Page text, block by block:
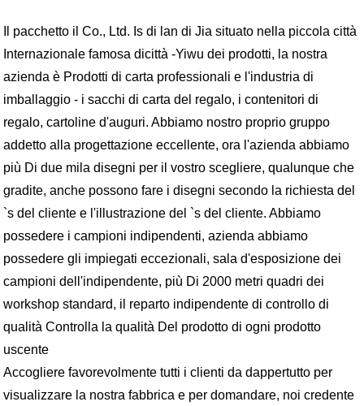
Il pacchetto il Co., Ltd. Is di lan di Jia situato nella piccola città
Internazionale famosa dicittà -Yiwu dei prodotti, la nostra
azienda è Prodotti di carta professionali e l'industria di
imballaggio - i sacchi di carta del regalo, i contenitori di
regalo, cartoline d'auguri. Abbiamo nostro proprio gruppo
addetto alla progettazione eccellente, ora l'azienda abbiamo
più Di due mila disegni per il vostro scegliere, qualunque che
gradite, anche possono fare i disegni secondo la richiesta del
`s del cliente e l'illustrazione del `s del cliente. Abbiamo
possedere i campioni indipendenti, azienda abbiamo
possedere gli impiegati eccezionali, sala d'esposizione dei
campioni dell'indipendente, più Di 2000 metri quadri dei
workshop standard, il reparto indipendente di controllo di
qualità Controlla la qualità Del prodotto di ogni prodotto
uscente
Accogliere favorevolmente tutti i clienti da dappertutto per
visualizzare la nostra fabbrica e per domandare, noi credente